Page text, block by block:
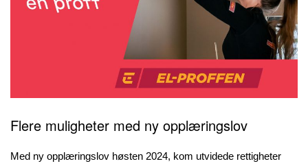
Flere muligheter med ny opplæringslov
Med ny opplæringslov høsten 2024, kom utvidede rettigheter